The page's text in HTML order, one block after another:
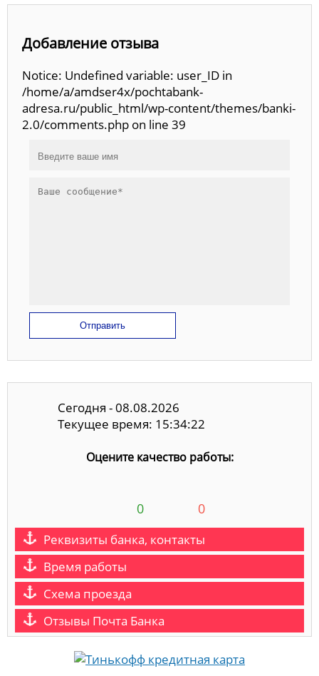
Добавление отзыва
Notice: Undefined variable: user_ID in
/home/a/amdser4x/pochtabank-
adresa.ru/public_html/wp-content/themes/banki-
2.0/comments.php on line 39
Отправить
Сегодня - 08.08.2026
Текущее время: 15:34:22
Оцените качество работы:
0 0
Реквизиты банка, контакты
Время работы
Схема проезда
Отзывы Почта Банка